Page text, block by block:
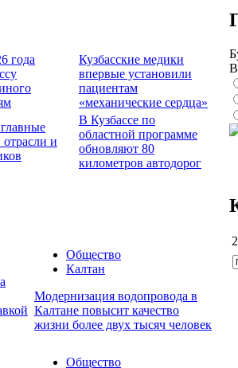
года
Кузбасские медики
впервые установили
пациентам
«механические сердца»
отрасли и
В Кузбассе по
областной программе
обновляют 80
километров автодорог
Общество
Калтан
Модернизация водопровода в
Калтане повысит качество
жизни более двух тысяч человек
Общество